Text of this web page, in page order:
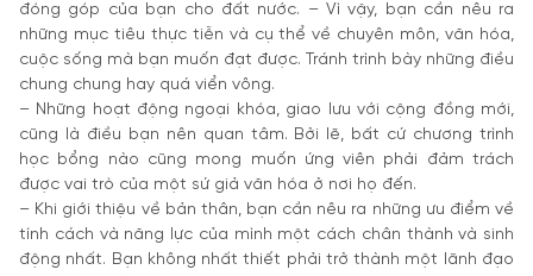
đóng góp của bạn cho đất nước. – Vì vậy, bạn cần nêu ra
những mục tiêu thực tiễn và cụ thể về chuyên môn, văn hóa,
cuộc sống mà bạn muốn đạt được. Tránh trình bày những điều
chung chung hay quá viển vông.
– Những hoạt động ngoại khóa, giao lưu với cộng đồng mới,
cũng là điều bạn nên quan tâm. Bởi lẽ, bất cứ chương trình
học bổng nào cũng mong muốn ứng viên phải đảm trách
được vai trò của một sứ giả văn hóa ở nơi họ đến.
– Khi giới thiệu về bản thân, bạn cần nêu ra những ưu điểm về
tính cách và năng lực của mình một cách chân thành và sinh
động nhất. Bạn không nhất thiết phải trở thành một lãnh đạo